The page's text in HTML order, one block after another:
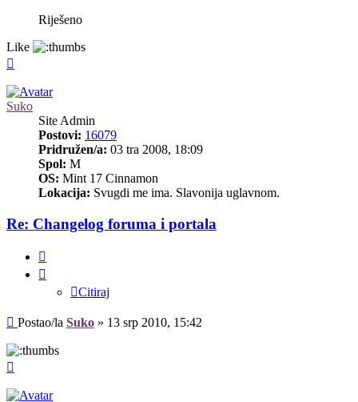
Riješeno
Like
Suko
Site Admin
Postovi: 16079
Pridružen/a: 03 tra 2008, 18:09
Spol: M
OS: Mint 17 Cinnamon
Lokacija: Svugdi me ima. Slavonija uglavnom.
Re: Changelog foruma i portala
Citiraj
Post
Postao/la Suko » 13 srp 2010, 15:42